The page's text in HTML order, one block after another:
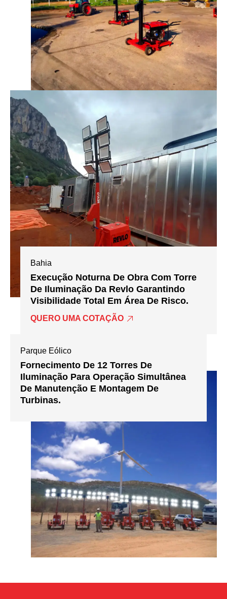
Bahia
Execução Noturna De Obra Com Torre
De Iluminação Da Revlo Garantindo
Visibilidade Total Em Área De Risco.
QUERO UMA COTAÇÃO
Parque Eólico
Fornecimento De 12 Torres De
Iluminação Para Operação Simultânea
De Manutenção E Montagem De
Turbinas.